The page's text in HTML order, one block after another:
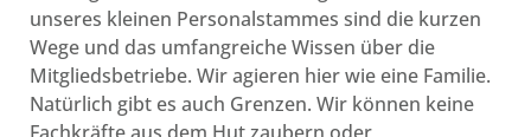
unseres kleinen Personalstammes sind die kurzen
Wege und das umfangreiche Wissen über die
Mitgliedsbetriebe. Wir agieren hier wie eine Familie.
Natürlich gibt es auch Grenzen. Wir können keine